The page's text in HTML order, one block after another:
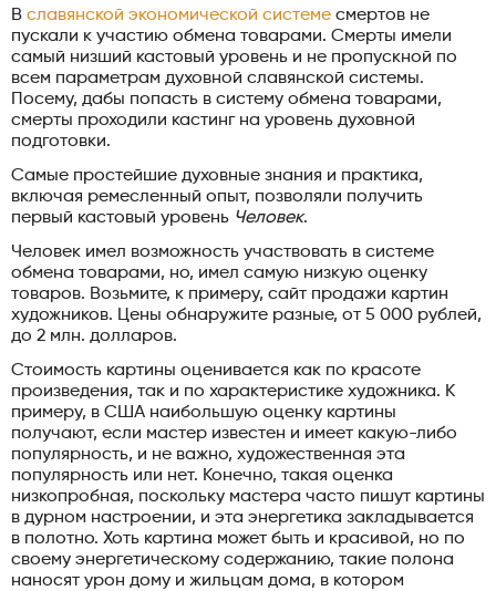
В славянской экономической системе смертов не
пускали к участию обмена товарами. Смерты имели
самый низший кастовый уровень и не пропускной по
всем параметрам духовной славянской системы.
Посему, дабы попасть в систему обмена товарами,
смерты проходили кастинг на уровень духовной
подготовки.
Самые простейшие духовные знания и практика,
включая ремесленный опыт, позволяли получить
первый кастовый уровень Человек.
Человек имел возможность участвовать в системе
обмена товарами, но, имел самую низкую оценку
товаров. Возьмите, к примеру, сайт продажи картин
художников. Цены обнаружите разные, от 5 000 рублей,
до 2 млн. долларов.
Стоимость картины оценивается как по красоте
произведения, так и по характеристике художника. К
примеру, в США наибольшую оценку картины
получают, если мастер известен и имеет какую-либо
популярность, и не важно, художественная эта
популярность или нет. Конечно, такая оценка
низкопробная, поскольку мастера часто пишут картины
в дурном настроении, и эта энергетика закладывается
в полотно. Хоть картина может быть и красивой, но по
своему энергетическому содержанию, такие полона
наносят урон дому и жильцам дома, в котором